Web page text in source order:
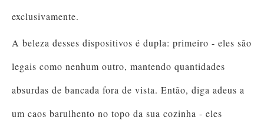
exclusivamente.
A beleza desses dispositivos é dupla: primeiro - eles são
legais como nenhum outro, mantendo quantidades
absurdas de bancada fora de vista. Então, diga adeus a
um caos barulhento no topo da sua cozinha - eles